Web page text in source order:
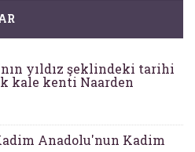
yıldız şeklindeki tarihi
kale kenti Naarden
Anadolu'nun Kadim